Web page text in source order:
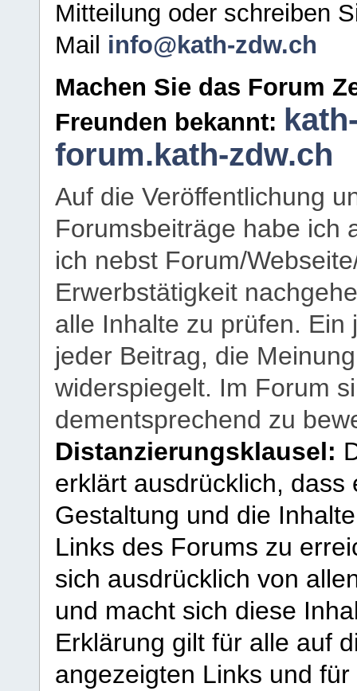
Mitteilung oder schreiben
Mail info@kath-zdw.ch
Machen Sie das Forum
Freunden bekannt:
forum.kath-zdw.ch
Auf die Veröffentlichung
Forumsbeiträge habe ich
ich nebst Forum/
Erwerbstätigkeit
alle Inhalte zu prüfen.
jeder Beitrag, die
widerspiegelt. Im Forum
dementsprechend zu
Distanzierungsklausel:
erklärt ausdrücklich,
Gestaltung und die
Links des Forums zu
sich ausdrücklich von
und macht sich diese
Erklärung gilt für alle auf
angezeigten Links und